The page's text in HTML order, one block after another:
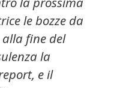
le bozze da
fine del
la
e il